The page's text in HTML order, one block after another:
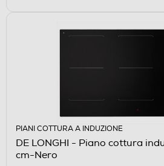
PIANI COTTURA A INDUZIONE
DE LONGHI - Piano cottura
cm-Nero